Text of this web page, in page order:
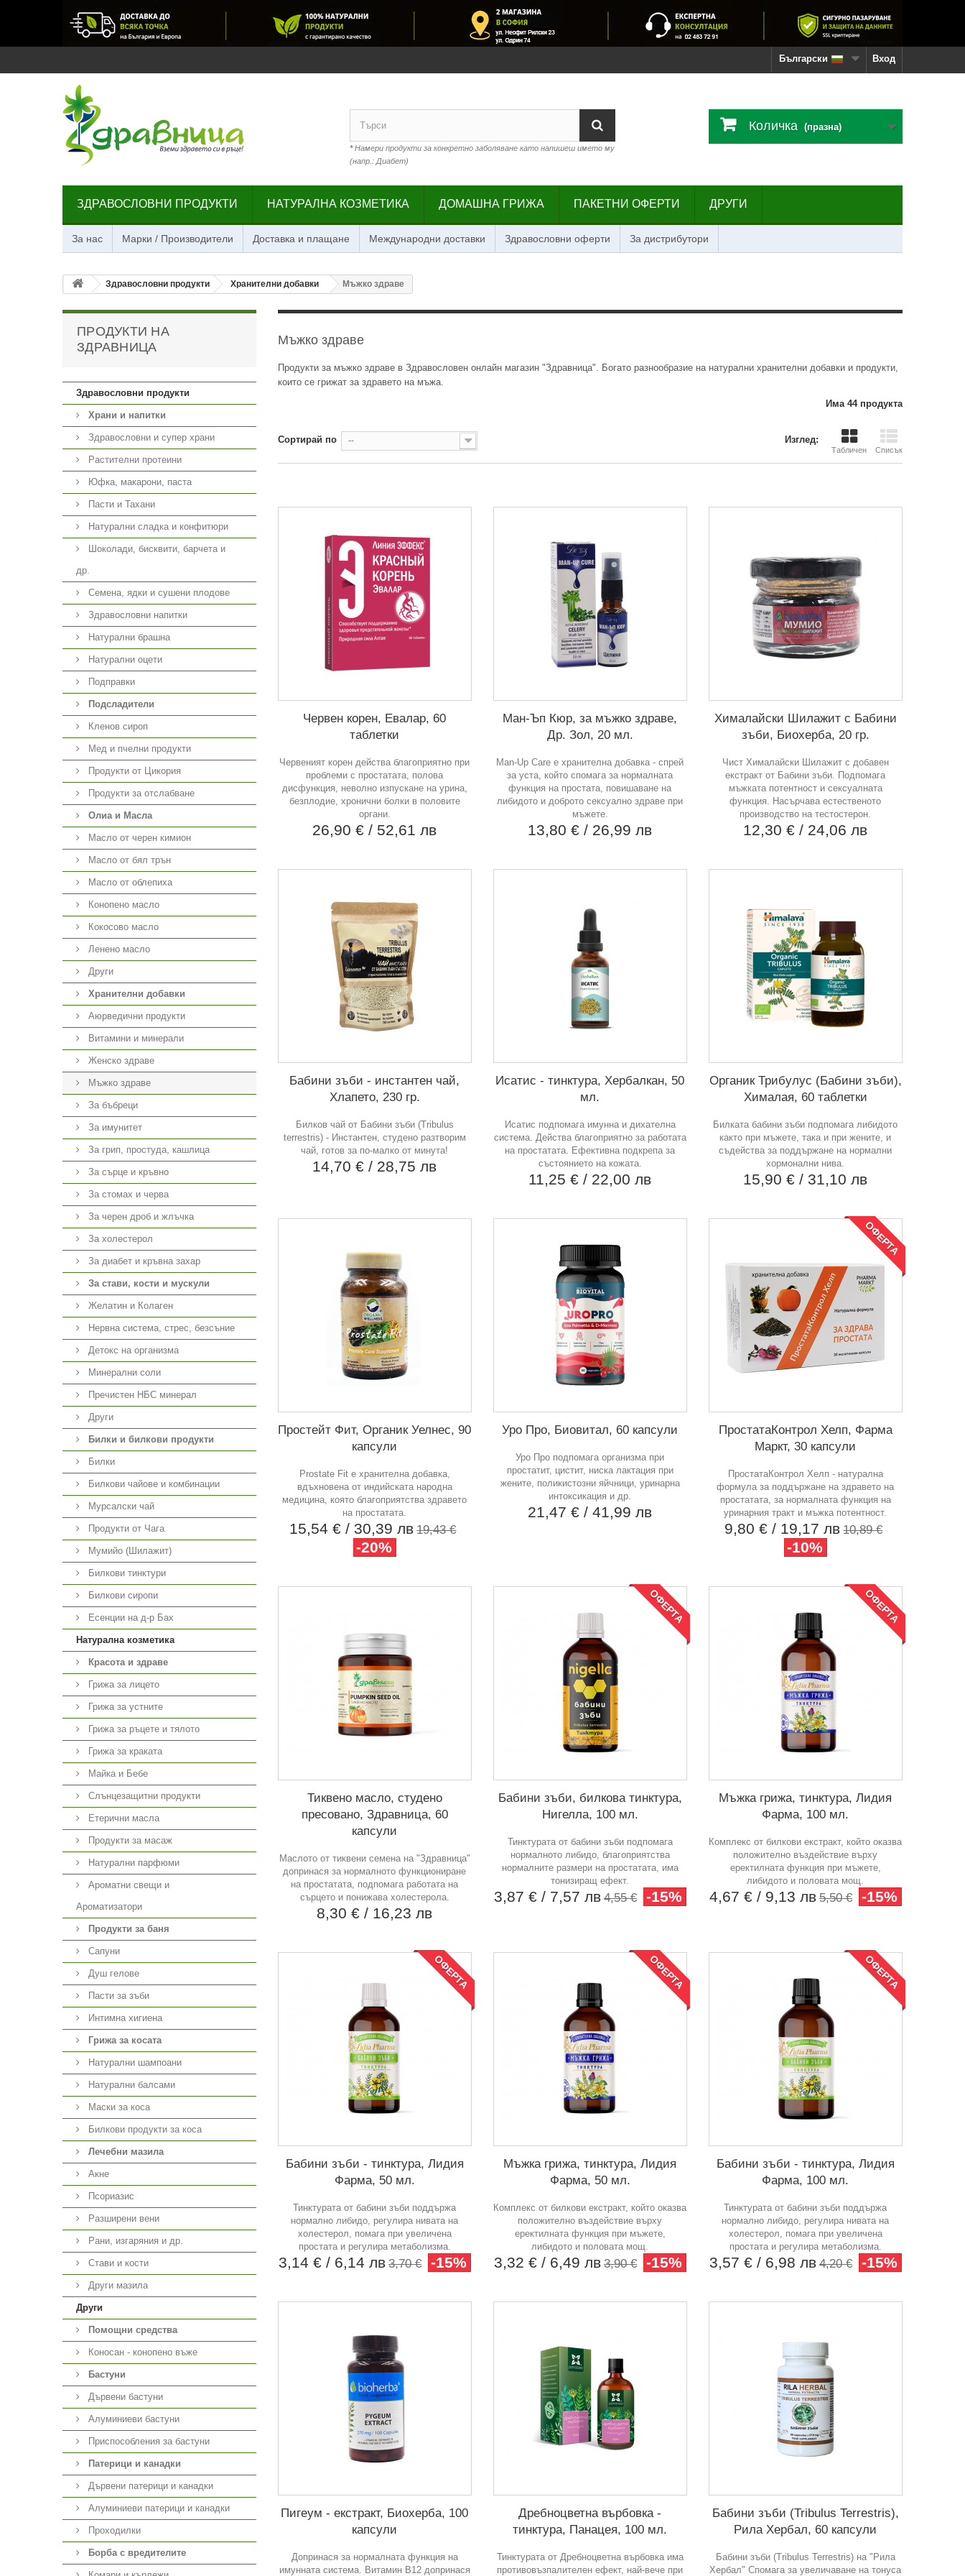
Вход
Български
*Намери продукти за конкретно заболяване като напишеш името му
(напр.: Диабет)
Количка (празна)
ЗДРАВОСЛОВНИ ПРОДУКТИ НАТУРАЛНА КОЗМЕТИКА ДОМАШНА ГРИЖА ПАКЕТНИ ОФЕРТИ ДРУГИ
За нас Марки / Производители Доставка и плащане Международни доставки Здравословни оферти За дистрибутори
Здравословни продукти Хранителни добавки Мъжко здраве
ПРОДУКТИ НА
ЗДРАВНИЦА
Здравословни продукти
Храни и напитки
Здравословни и супер храни
Растителни протеини
Юфка, макарони, паста
Пасти и Тахани
Натурални сладка и конфитюри
Шоколади, бисквити, барчета и
др.
Семена, ядки и сушени плодове
Здравословни напитки
Натурални брашна
Натурални оцети
Подправки
Подсладители
Кленов сироп
Мед и пчелни продукти
Продукти от Цикория
Продукти за отслабване
Олиа и Масла
Масло от черен кимион
Масло от бял трън
Масло от облепиха
Конопено масло
Кокосово масло
Ленено масло
Други
Хранителни добавки
Аюрведични продукти
Витамини и минерали
Женско здраве
Мъжко здраве
За бъбреци
За имунитет
За грип, простуда, кашлица
За сърце и кръвно
За стомах и черва
За черен дроб и жлъчка
За холестерол
За диабет и кръвна захар
За стави, кости и мускули
Желатин и Колаген
Нервна система, стрес, безсъние
Детокс на организма
Минерални соли
Пречистен НБС минерал
Други
Билки и билкови продукти
Билки
Билкови чайове и комбинации
Мурсалски чай
Продукти от Чага
Мумийо (Шилажит)
Билкови тинктури
Билкови сиропи
Есенции на д-р Бах
Натурална козметика
Красота и здраве
Грижа за лицето
Грижа за устните
Грижа за ръцете и тялото
Грижа за краката
Майка и Бебе
Слънцезащитни продукти
Етерични масла
Продукти за масаж
Натурални парфюми
Ароматни свещи и
Ароматизатори
Продукти за баня
Сапуни
Душ гелове
Пасти за зъби
Интимна хигиена
Грижа за косата
Натурални шампоани
Натурални балсами
Маски за коса
Билкови продукти за коса
Лечебни мазила
Акне
Псориазис
Разширени вени
Рани, изгаряния и др.
Стави и кости
Други мазила
Други
Помощни средства
Коносан - конопено въже
Бастуни
Дървени бастуни
Алуминиеви бастуни
Приспособления за бастуни
Патерици и канадки
Дървени патерици и канадки
Алуминиеви патерици и канадки
Проходилки
Борба с вредителите
Мъжко здраве
Продукти за мъжко здраве в Здравословен онлайн магазин "Здравница". Богато разнообразие на натурални хранителни добавки и продукти,
които се грижат за здравето на мъжа.
Има 44 продукта
Изглед:
Табличен Списък
Сортирай по --
Червен корен, Евалар, 60
таблетки
Червеният корен действа благоприятно при
проблеми с простатата, полова
дисфункция, неволно изпускане на урина,
безплодие, хронични болки в половите
органи.
26,90 €/ 52,61 лв
Ман-Ъп Кюр, за мъжко здраве,
Др. Зол, 20 мл.
Mаn-Up Care e хранителна добавка - спрей
за уста, който спомага за нормалната
функция на простата, повишаване на
либидото и доброто сексуално здраве при
мъжете.
13,80 €/ 26,99 лв
Хималайски Шилажит с Бабини
зъби, Биохерба, 20 гр.
Чист Хималайски Шилажит с добавен
екстракт от Бабини зъби. Подпомага
мъжката потентност и сексуалната
функция. Насърчава естественото
производство на тестостерон.
12,30 €/ 24,06 лв
Бабини зъби - инстантен чай,
Хлапето, 230 гр.
Билков чай от Бабини зъби (Tribulus
terrestris) - Инстантен, студено разтворим
чай, готов за по-малко от минута!
14,70 €/ 28,75 лв
Исатис - тинктура, Хербалкан, 50
мл.
Исатис подпомага имунна и дихателна
система. Действа благоприятно за работата
на простатата. Ефективна подкрепа за
състоянието на кожата.
11,25 €/ 22,00 лв
Органик Трибулус (Бабини зъби),
Хималая, 60 таблетки
Билката бабини зъби подпомага либидото
както при мъжете, така и при жените, и
съдейства за поддържане на нормални
хормонални нива.
15,90 €/ 31,10 лв
Простейт Фит, Органик Уелнес, 90
капсули
Prostate Fit е хранителна добавка,
вдъхновена от индийската народна
медицина, която благоприятства здравето
на простатата.
15,54 €/ 30,39 лв 19,43 €
-20%
Уро Про, Биовитал, 60 капсули
Уро Про подпомага организма при
простатит, цистит, ниска лактация при
жените, поликистозни яйчници, уринарна
интоксикация и др.
21,47 €/ 41,99 лв
ОФЕРТА
ПростатаКонтрол Хелп, Фарма
Маркт, 30 капсули
ПростатаКонтрол Хелп - натурална
формула за поддържане на здравето на
простатата, за нормалната функция на
уринарния тракт и мъжка потентност.
9,80 €/ 19,17 лв 10,89 €
-10%
Тиквено масло, студено
пресовано, Здравница, 60
капсули
Маслото от тиквени семена на "Здравница"
допринася за нормалното функциониране
на простатата, подпомага работата на
сърцето и понижава холестерола.
8,30 €/ 16,23 лв
ОФЕРТА
Бабини зъби, билкова тинктура,
Нигелла, 100 мл.
Тинктурата от бабини зъби подпомага
нормалното либидо, благоприятства
нормалните размери на простатата, има
тонизиращ ефект.
3,87 € / 7,57 лв 4,55 € -15%
ОФЕРТА
Мъжка грижа, тинктура, Лидия
Фарма, 100 мл.
Комплекс от билкови екстракт, който оказва
положително въздействие върху
еректилната функция при мъжете,
либидото и половата мощ.
4,67 € / 9,13 лв 5,50 € -15%
ОФЕРТА
Бабини зъби - тинктура, Лидия
Фарма, 50 мл.
Тинктурата от бабини зъби поддържа
нормално либидо, регулира нивата на
холестерол, помага при увеличена
простата и регулира метаболизма.
3,14 € / 6,14 лв 3,70 € -15%
ОФЕРТА
Мъжка грижа, тинктура, Лидия
Фарма, 50 мл.
Комплекс от билкови екстракт, който оказва
положително въздействие върху
еректилната функция при мъжете,
либидото и половата мощ.
3,32 € / 6,49 лв 3,90 € -15%
ОФЕРТА
Бабини зъби - тинктура, Лидия
Фарма, 100 мл.
Тинктурата от бабини зъби поддържа
нормално либидо, регулира нивата на
холестерол, помага при увеличена
простата и регулира метаболизма.
3,57 € / 6,98 лв 4,20 € -15%
Пигеум - екстракт, Биохерба, 100
капсули
Допринася за нормалната функция на
имунната система. Витамин В12 допринася
Дребноцветна върбовка -
тинктура, Панацея, 100 мл.
Тинктурата от Дребноцветна върбовка има
противовъзпалителен ефект, най-вече при
Бабини зъби (Tribulus Terrestris),
Рила Хербал, 60 капсули
Бабини зъби (Tribulus Terrestris) на "Рила
Хербал" Спомага за увеличаване на тонуса